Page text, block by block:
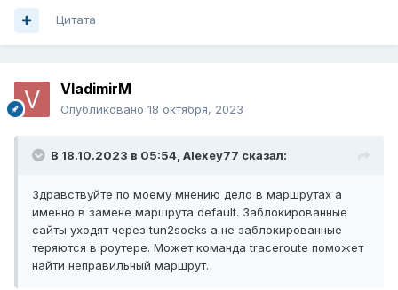
Цитата
VladimirM
Опубликовано 18 октября, 2023
В 18.10.2023 в 05:54, Alexey77 сказал:
Здравствуйте по моему мнению дело в маршрутах а
именно в замене маршрута default. Заблокированные
сайты уходят через tun2socks а не заблокированные
теряются в роутере. Может команда traceroute поможет
найти неправильный маршрут.